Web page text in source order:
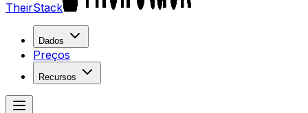
TheirStack
Dados
Preços
Recursos